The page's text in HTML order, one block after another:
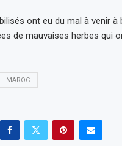
ont eu du mal à venir
de mauvaises herbes qui
MAROC